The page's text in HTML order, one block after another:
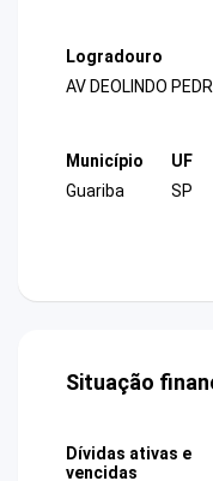
Logradouro
AV DEOLINDO
Município
Guariba
UF
SP
Situação
Dívidas ativas e
vencidas